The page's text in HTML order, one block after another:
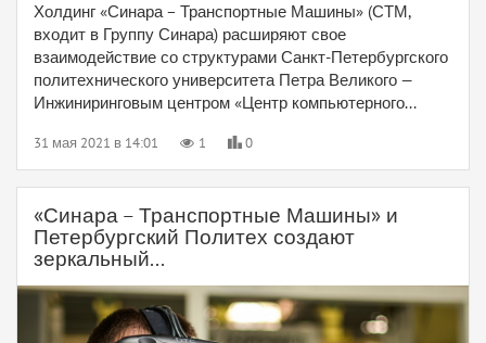
Холдинг «Синара – Транспортные Машины» (СТМ,
входит в Группу Синара) расширяют свое
взаимодействие со структурами Санкт-Петербургского
политехнического университета Петра Великого —
Инжиниринговым центром «Центр компьютерного...
31 мая 2021 в 14:01 1 0
«Синара – Транспортные Машины» и
Петербургский Политех создают
зеркальный...